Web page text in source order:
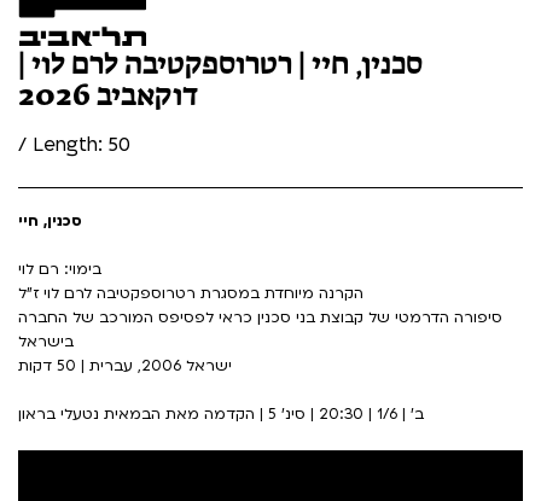
סכנין, חיי | רטרוספקטיבה לרם לוי |
דוקאביב 2026
/ Length: 50
סכנין, חיי
בימוי: רם לוי
הקרנה מיוחדת במסגרת רטרוספקטיבה לרם לוי ז"ל
סיפורה הדרמטי של קבוצת בני סכנין כראי לפסיפס המורכב של החברה
בישראל
ישראל 2006, עברית | 50 דקות
ב' | 1/6 | 20:30 | סינ' 5 | הקדמה מאת הבמאית נטעלי בראון